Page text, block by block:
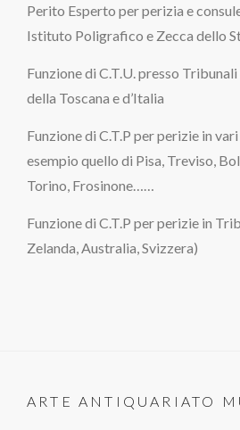
Perito Esperto per perizia e
Istituto Poligrafico e Zecca dello
Funzione di C.T.U. presso
della Toscana e d’Italia
Funzione di C.T.P per perizie in
esempio quello di Pisa, Treviso,
Torino, Frosinone……
Funzione di C.T.P per perizie in
Zelanda, Australia, Svizzera)
ARTE ANTIQUARIATO